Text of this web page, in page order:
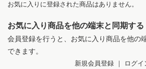
お気に入りに登録された商品はありません。
お気に入り商品を他の端末と同期する
会員登録を行うと、お気に入り商品を他の
できます。
新規会員登録｜ ログイ